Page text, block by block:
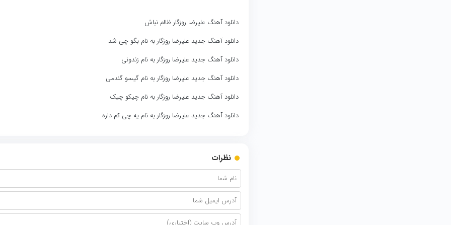
دانلود آهنگ علیرضا روزگار ظالم نباش
دانلود آهنگ جدید علیرضا روزگار به نام بگو چی شد
دانلود آهنگ جدید علیرضا روزگار به نام زندونی
دانلود آهنگ جدید علیرضا روزگار به نام گیسو گندمی
دانلود آهنگ جدید علیرضا روزگار به نام چیکو چیک
دانلود آهنگ جدید علیرضا روزگار به نام یه چی کم داره
نظرات